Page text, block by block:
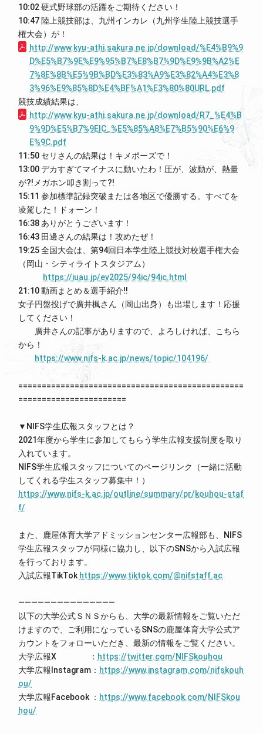
10:02 硬式野球部の活躍をご期待ください！
10:47 陸上競技部は、九州インカレ（九州学生陸上競技選手
権大会）が！
http://www.kyu-athi.sakura.ne.jp/download/%E4%B9%9
D%E5%B7%9E%E9%95%B7%E8%B7%9D%E9%9B%A2%E
7%8E%8B%E5%9B%BD%E3%83%A9%E3%82%A4%E3%8
3%96%E9%85%8D%E4%BF%A1%E3%80%80URL.pdf
競技成績結果は、
http://www.kyu-athi.sakura.ne.jp/download/R7_%E4%B
9%9D%E5%B7%9EIC_%E5%85%A8%E7%B5%90%E6%9
E%9C.pdf
11:50 セリさんの結果は！キメポーズで！
13:00 デカすぎてマイナスに動いたわ！圧が、波動が、熱量
が?!メガホン叩き割って?!
15:11 参加標準記録突破または各地区で優勝する。すべてを
凌駕した！ドォーン！
16:38 ありがとうございます！
16:43 田邊さんの結果は！攻めたぜ！
19:25 全国大会は、第94回日本学生陸上競技対校選手権大会
（岡山・シティライトスタジアム）
https://iuau.jp/ev2025/94ic/94ic.html
21:10 動画まとめ＆選手紹介!!
女子円盤投げで廣井楓さん（岡山出身）も出場します！応援
してください！
廣井さんの記事がありますので、よろしければ、こちら
から！
https://www.nifs-k.ac.jp/news/topic/104196/
================================================
=======================
▼NIFS学生広報スタッフとは？
2021年度から学生に参加してもらう学生広報支援制度を取り
入れています。
NIFS学生広報スタッフについてのページリンク（一緒に活動
してくれる学生スタッフ募集中！）
https://www.nifs-k.ac.jp/outline/summary/pr/kouhou-staf
f/
また、鹿屋体育大学アドミッションセンター広報部も、NIFS
学生広報スタッフが同様に協力し、以下のSNSから入試広報
を行っております。
入試広報TikTok https://www.tiktok.com/@nifstaff.ac
―――――――――――――――
以下の大学公式ＳＮＳからも、大学の最新情報をご覧いただ
けますので、ご利用になっているSNSの鹿屋体育大学公式ア
カウントをフォローいただき、最新の情報をご覧ください。
大学広報X ： https://twitter.com/NIFSkouhou
大学広報Instagram： https://www.instagram.com/nifskouh
ou/
大学広報Facebook ： https://www.facebook.com/NIFSkou
hou/